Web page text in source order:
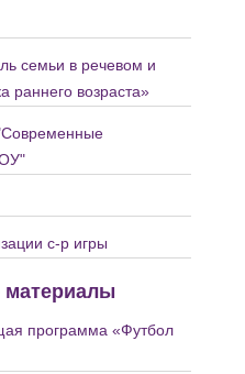
семьи в речевом и
раннего возраста»
с-р игры
программа «Футбол